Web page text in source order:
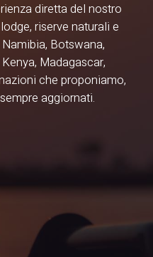
diretta del nostro
riserve naturali e
Botswana,
Madagascar,
che proponiamo,
aggiornati.